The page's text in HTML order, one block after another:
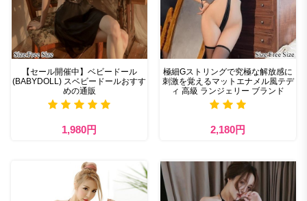
【セール開催中】ベビードール
(BABYDOLL) スベビードールおすす
めの通販
1,980円
極細Gストリングで究極な解放感に
刺激を覚えるマットエナメル風テデ
ィ 高級 ランジェリー ブランド
2,180円